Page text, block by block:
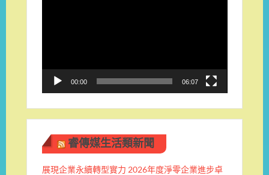
00:00 06:07
睿傳媒生活類新聞
展現企業永續轉型實力 2026年度淨零企業進步卓